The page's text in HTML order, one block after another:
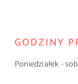
GODZINY
Poniedziałek -